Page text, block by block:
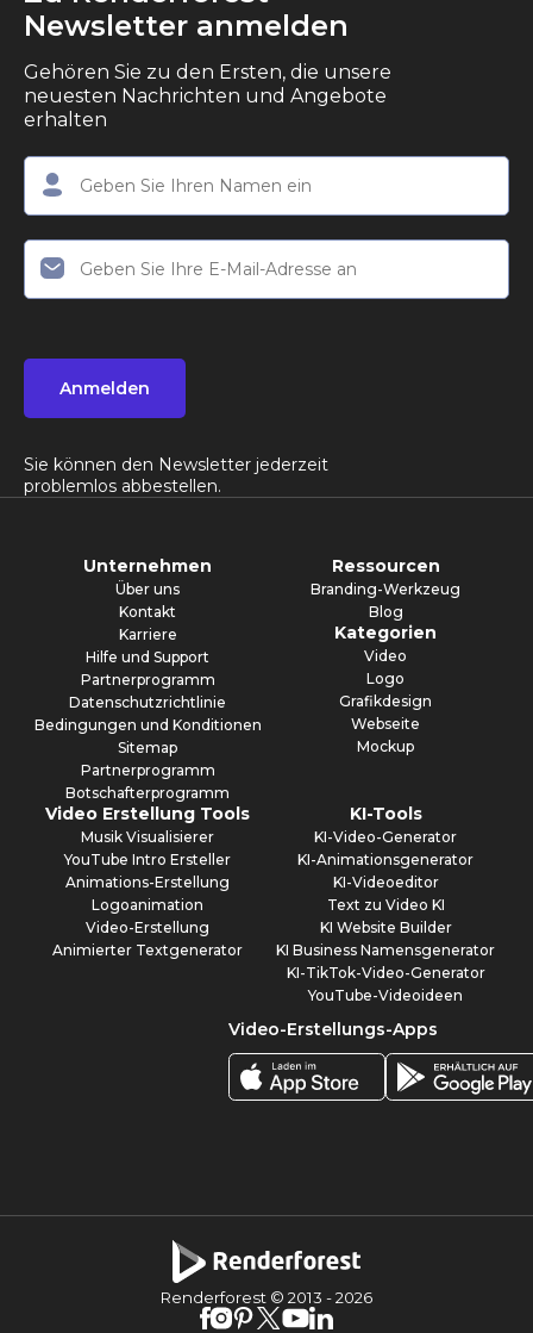
Newsletter anmelden
Gehören Sie zu den Ersten, die unsere
neuesten Nachrichten und Angebote
erhalten
Anmelden
Sie können den Newsletter jederzeit
problemlos abbestellen.
Unternehmen
Über uns
Kontakt
Karriere
Hilfe und Support
Partnerprogramm
Datenschutzrichtlinie
Bedingungen und Konditionen
Sitemap
Partnerprogramm
Botschafterprogramm
Ressourcen
Branding-Werkzeug
Blog
Kategorien
Video
Logo
Grafikdesign
Webseite
Mockup
Video Erstellung Tools
Musik Visualisierer
YouTube Intro Ersteller
Animations-Erstellung
Logoanimation
Video-Erstellung
Animierter Textgenerator
KI-Tools
KI-Video-Generator
KI-Animationsgenerator
KI-Videoeditor
Text zu Video KI
KI Website Builder
KI Business Namensgenerator
KI-TikTok-Video-Generator
YouTube-Videoideen
Video-Erstellungs-Apps
Renderforest © 2013 -2026